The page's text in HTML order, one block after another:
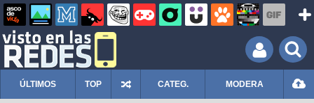
ÚLTIMOS TOP CATEG. MODERA